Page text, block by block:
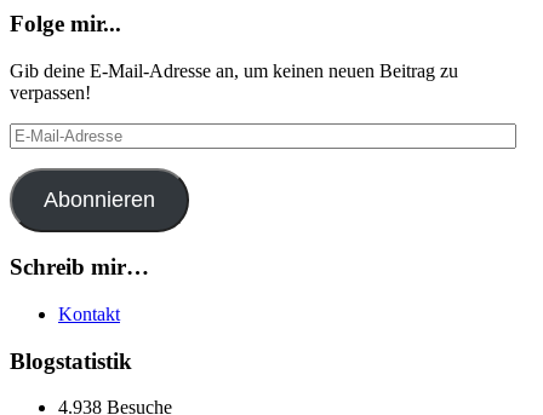
Folge mir...
Gib deine E-Mail-Adresse an, um keinen neuen Beitrag zu
verpassen!
E-
Mail-
Adresse
Abonnieren
Schreib mir…
Kontakt
Blogstatistik
4.938 Besuche